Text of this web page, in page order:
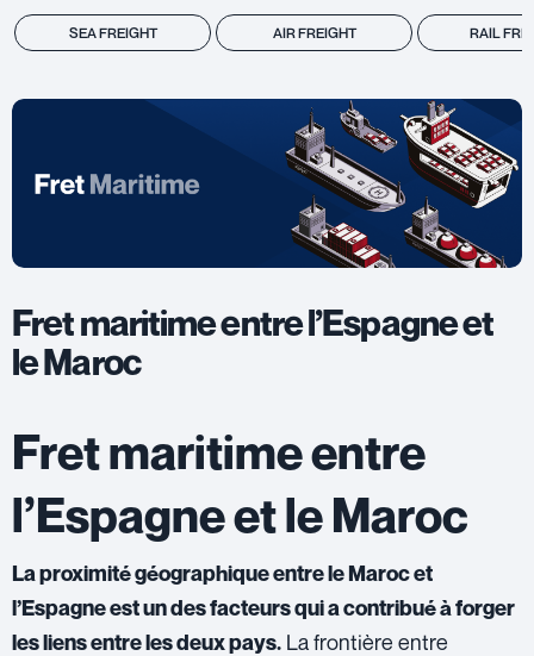
SEA FREIGHT AIR FREIGHT RAIL
Fret maritime entre l’Espagne et
le Maroc
Fret maritime entre
l’Espagne et le Maroc
La proximité géographique entre le Maroc et
l’Espagne est un des facteurs qui a contribué à forger
les liens entre les deux pays. La frontière entre